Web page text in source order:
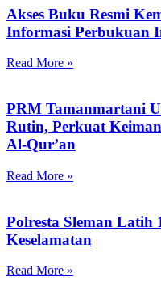
Akses Buku Resmi
Informasi Perbukuan
Read More »
PRM Tamanmartani
Rutin, Perkuat
Al-Qur’an
Read More »
Polresta Sleman Latih
Keselamatan
Read More »